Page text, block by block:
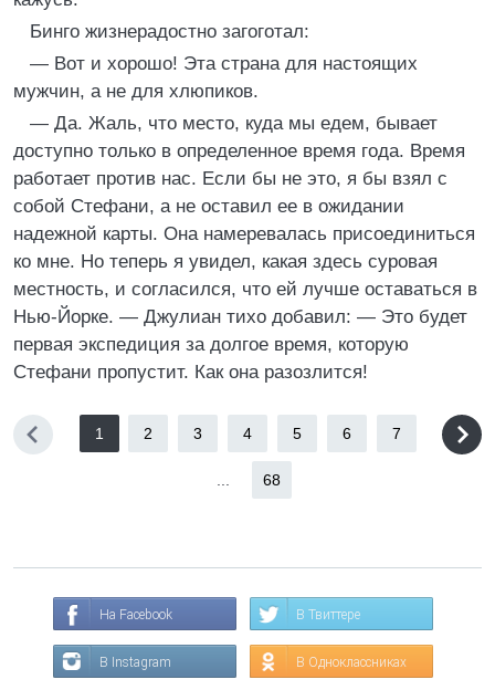
Бинго жизнерадостно загоготал:
— Вот и хорошо! Эта страна для настоящих
мужчин, а не для хлюпиков.
— Да. Жаль, что место, куда мы едем, бывает
доступно только в определенное время года. Время
работает против нас. Если бы не это, я бы взял с
собой Стефани, а не оставил ее в ожидании
надежной карты. Она намеревалась присоединиться
ко мне. Но теперь я увидел, какая здесь суровая
местность, и согласился, что ей лучше оставаться в
Нью-Йорке. — Джулиан тихо добавил: — Это будет
первая экспедиция за долгое время, которую
Стефани пропустит. Как она разозлится!
1 2 3 4 5 6 7
68
На Facebook В Твиттере
В Instagram В Одноклассниках